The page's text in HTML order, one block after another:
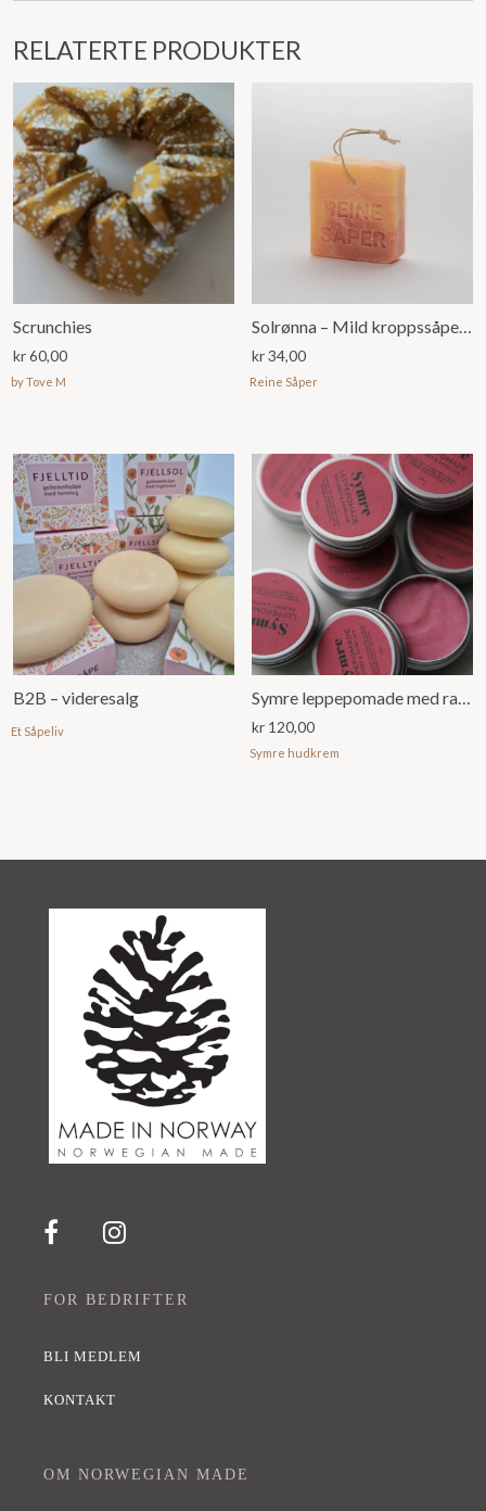
RELATERTE PRODUKTER
Scrunchies
kr60,00
by Tove M
Solrønna – Mild kroppssåpe m/hamp. Ringblomst. sitron og bergamotolje
kr34,00
Reine Såper
B2B – videresalg
Et Såpeliv kr 120,00
Symre hudkrem
FOR BEDRIFTER
BLI MEDLEM
KONTAKT
OM NORWEGIAN MADE